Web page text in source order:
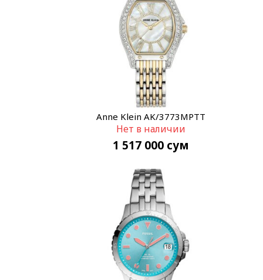
Anne Klein AK/3773MPTT
Нет в наличии
1 517 000 сум